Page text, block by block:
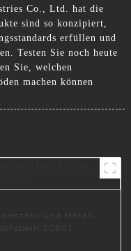
Co., Ltd. hat die
sind so konzipiert,
erfüllen und
Testen Sie noch heute
Sie, welchen
machen können
und Metall,
S0501